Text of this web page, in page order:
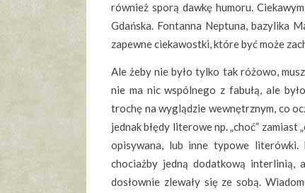
również sporą dawkę humoru.
Gdańska. Fontanna Neptuna, bazylika
zapewne ciekawostki, które być może
Ale żeby nie było tylko tak różowo,
nie ma nic wspólnego z fabułą, ale
trochę na wyglądzie wewnętrznym, co
jednak błędy literowe np. „choć” zamiast
opisywana, lub inne typowe literówki.
chociażby jedną dodatkową interlinią,
dosłownie zlewały się ze sobą.